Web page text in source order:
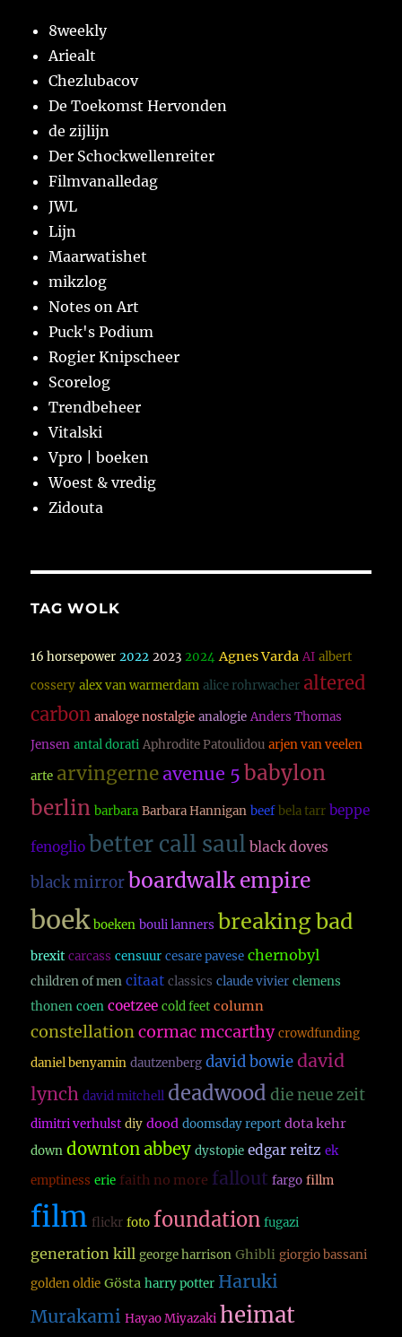
8weekly
Ariealt
Chezlubacov
De Toekomst Hervonden
de zijlijn
Der Schockwellenreiter
Filmvanalledag
JWL
Lijn
Maarwatishet
mikzlog
Notes on Art
Puck's Podium
Rogier Knipscheer
Scorelog
Trendbeheer
Vitalski
Vpro | boeken
Woest & vredig
Zidouta
TAG WOLK
16 horsepower 2022 2023 2024 Agnes Varda AI albert
cossery alex van warmerdam alice rohrwacher altered
carbon analoge nostalgie analogie Anders Thomas
Jensen antal dorati Aphrodite Patoulidou arjen van veelen
arte arvingerne avenue 5 babylon
berlin barbara Barbara Hannigan beef bela tarr beppe
fenoglio better call saul black doves
black mirror boardwalk empire
boek boeken bouli lanners breaking bad
brexit carcass censuur cesare pavese chernobyl
children of men citaat classics claude vivier clemens
thonen coen coetzee cold feet column
constellationcormac mccarthy crowdfunding
daniel benyamin dautzenberg david bowie david
lynch david mitchell deadwood die neue zeit
dimitri verhulst diy dood doomsday report dota kehr
down downton abbey dystopie edgar reitz ek
emptiness erie faith no more fallout fargo fillm
film flickr foto foundation fugazi
generation kill george harrison Ghibli giorgio bassani
golden oldie Gösta harry potter Haruki
Murakami Hayao Miyazaki heimat